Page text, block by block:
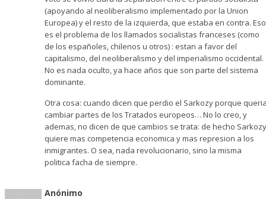
(apoyando al neoliberalismo implementado por la Union
Europea) y el resto de la izquierda, que estaba en contra. Eso
es el problema de los llamados socialistas franceses (como
de los españoles, chilenos u otros) : estan a favor del
capitalismo, del neoliberalismo y del imperialismo occidental.
No es nada oculto, ya hace años que son parte del sistema
dominante.
Otra cosa: cuando dicen que perdio el Sarkozy porque
cambiar partes de los Tratados europeos… No lo creo, y
ademas, no dicen de que cambios se trata: de hecho Sarkozy
quiere mas competencia economica y mas represion a los
inmigrantes. O sea, nada revolucionario, sino la misma
politica facha de siempre.
Anónimo